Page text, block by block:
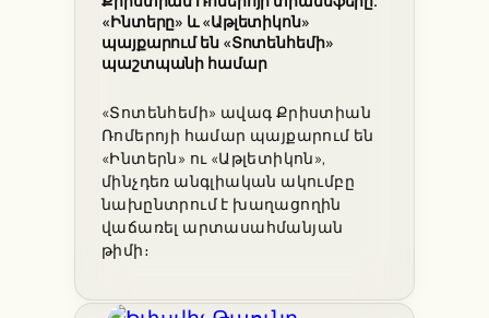
«Ինտերը» և «Աթլետիկոն»
պայքարում են «Տոտենհեմի»
պաշտպանի համար
«Տոտենհեմի» ավագ Քրիստիան
Ռոմերոյի համար պայքարում են
«Ինտերն» ու «Աթլետիկոն»,
մինչդեռ անգլիական ակումբը
նախընտրում է խաղացողին
վաճառել արտասահմանյան
թիմի։